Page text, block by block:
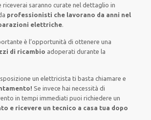
riceverai sarannocurate nel dettaglio in
professionisti che lavorano da anni nel
elettriche.
è l’opportunità diottenere una
di ricambio adoperati durante la
un elettricistati basta chiamare e
Se invece hainecessità di
in tempiimmediati puoi richiedere un
e ricevere un tecnico a casa tua dopo